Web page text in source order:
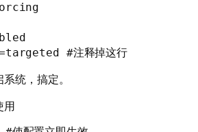
#注释掉这行
统，搞定。
用